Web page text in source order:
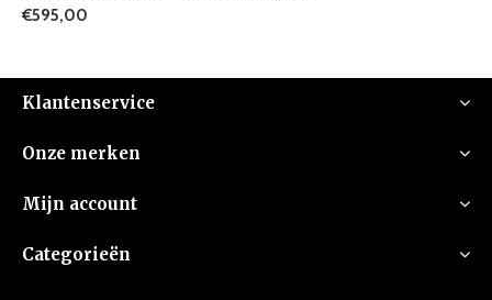
€595,00
Klantenservice
Onze merken
Mijn account
Categorieën